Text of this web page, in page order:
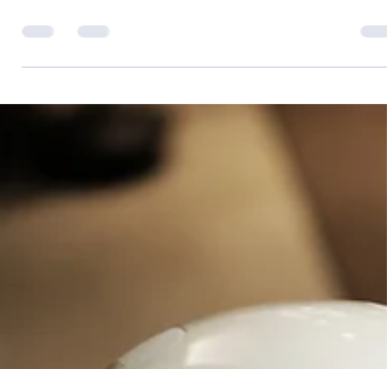
organizovali smo Hour of Code™ 2023 avanturu